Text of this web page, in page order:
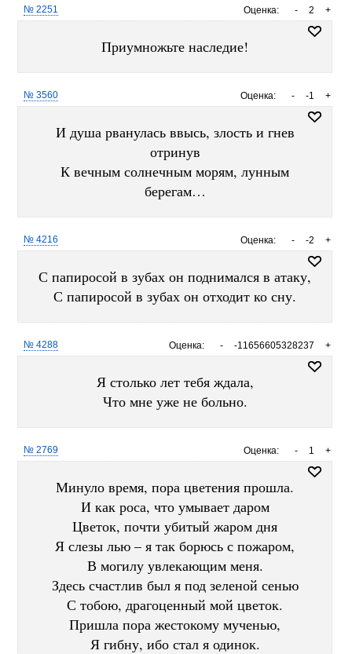
Оценка: +
2
-
№ 2251
Приумножьте наследие!
Оценка: +
-1
-
№ 3560
И душа рванулась ввысь, злость и гнев
отринув
К вечным солнечным морям, лунным
берегам…
Оценка: +
-2
-
№ 4216
С папиросой в зубах он поднимался в атаку,
С папиросой в зубах он отходит ко сну.
Оценка: +
-11656605328237
-
№ 4288
Я столько лет тебя ждала,
Что мне уже не больно.
Оценка: +
1
-
№ 2769
Минуло время, пора цветения прошла.
И как роса, что умывает даром
Цветок, почти убитый жаром дня
Я слезы лью – я так борюсь с пожаром,
В могилу увлекающим меня.
Здесь счастлив был я под зеленой сенью
С тобою, драгоценный мой цветок.
Пришла пора жестокому мученью,
Я гибну, ибо стал я одинок.